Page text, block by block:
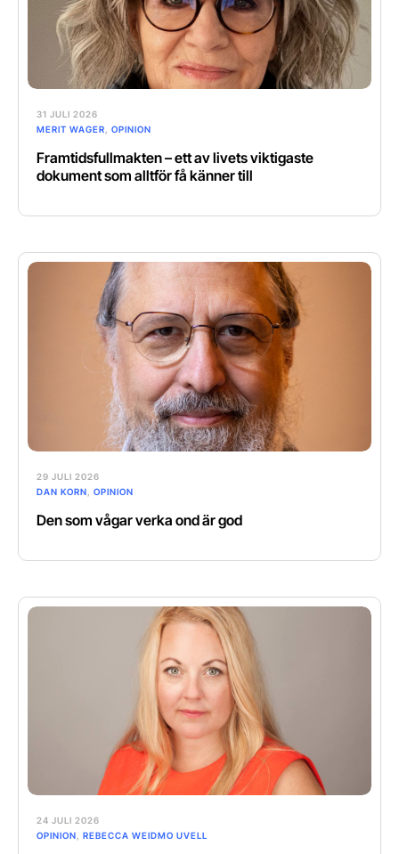
31 JULI 2026
MERIT WAGER
OPINION
Framtidsfullmakten – ett av livets viktigaste
dokument som alltför få känner till
29 JULI 2026
DAN KORN
OPINION
Den som vågar verka ond är god
24 JULI 2026
OPINION
REBECCA WEIDMO UVELL